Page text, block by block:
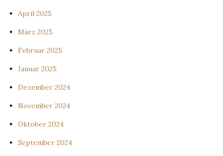
April 2025
März 2025
Februar 2025
Januar 2025
Dezember 2024
November 2024
Oktober 2024
September 2024